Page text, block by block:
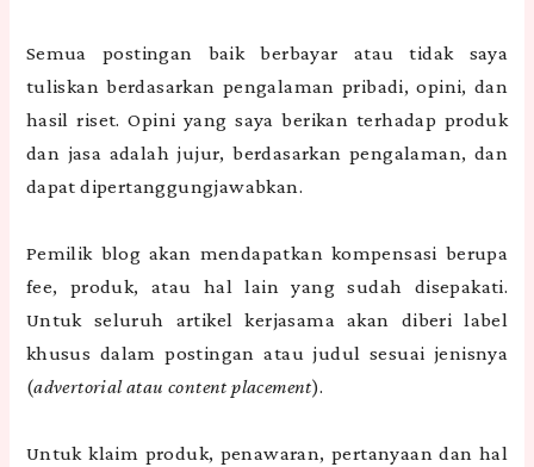
Semua postingan baik berbayar atau tidak saya
tuliskan berdasarkan pengalaman pribadi, opini, dan
hasil riset. Opini yang saya berikan terhadap produk
dan jasa adalah jujur, berdasarkan pengalaman, dan
dapat dipertanggungjawabkan.
Pemilik blog akan mendapatkan kompensasi berupa
fee, produk, atau hal lain yang sudah disepakati.
Untuk seluruh artikel kerjasama akan diberi label
khusus dalam postingan atau judul sesuai jenisnya
(advertorial atau content placement).
Untuk klaim produk, penawaran, pertanyaan dan hal